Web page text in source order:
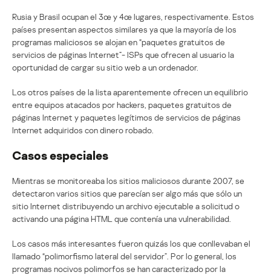
Rusia y Brasil ocupan el 3œ y 4œ lugares, respectivamente. Estos
países presentan aspectos similares ya que la mayoría de los
programas maliciosos se alojan en “paquetes gratuitos de
servicios de páginas Internet”- ISPs que ofrecen al usuario la
oportunidad de cargar su sitio web a un ordenador.
Los otros países de la lista aparentemente ofrecen un equilibrio
entre equipos atacados por hackers, paquetes gratuitos de
páginas Internet y paquetes legítimos de servicios de páginas
Internet adquiridos con dinero robado.
Casos especiales
Mientras se monitoreaba los sitios maliciosos durante 2007, se
detectaron varios sitios que parecían ser algo más que sólo un
sitio Internet distribuyendo un archivo ejecutable a solicitud o
activando una página HTML que contenía una vulnerabilidad.
Los casos más interesantes fueron quizás los que conllevaban el
llamado “polimorfismo lateral del servidor”. Por lo general, los
programas nocivos polimorfos se han caracterizado por la